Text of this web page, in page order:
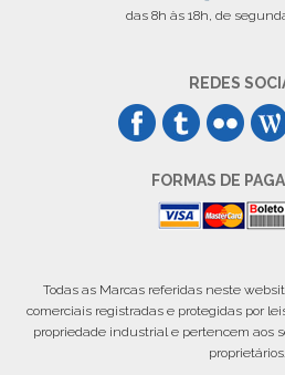
das 8h às 18h, de
REDES
FORMAS DE
Todas as Marcas referidas neste
comerciais registradas e protegidas por
propriedade industrial e pertencem aos
proprietários.